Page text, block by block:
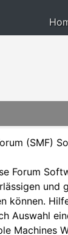
(SMF)
Forum
können.
Auswahl
Machines